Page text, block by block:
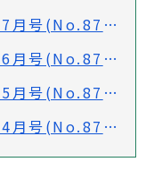
号(No.879)
号(No.878)
号(No.877)
号(No.876)